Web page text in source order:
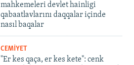
mahkemeleri devlet hainligi
qabaatlavlarını daqqalar içinde
nasıl baqalar
CEMİYET
"Er kes qaça, er kes kete": cenk